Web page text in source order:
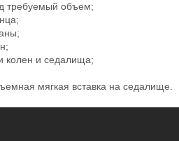
требуемый объем;
колен и седалища;
мягкая вставка на седалище.